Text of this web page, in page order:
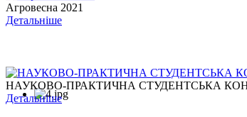
Агровесна 2021
Детальніше
НАУКОВО-ПРАКТИЧНА СТУДЕНТСЬКА
Детальніше